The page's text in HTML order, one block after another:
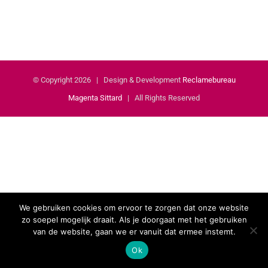
© Copyright 2026 | Design & Development Reclamebureau
Magenta Sittard | All Rights Reserved
We gebruiken cookies om ervoor te zorgen dat onze website
zo soepel mogelijk draait. Als je doorgaat met het gebruiken
van de website, gaan we er vanuit dat ermee instemt.
Ok